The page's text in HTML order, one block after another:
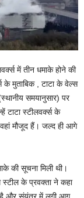
में तीन धमाके होने की
के मुताबिक , टाटा के वेल्स
समयानुसार) पर
टाटा स्टीलवर्क्स के
मौजूद हैं। जल्द ही आगे
की सूचना मिली थी।
के प्रवक्ता ने कहा
है और संयंत्र में लगी आग